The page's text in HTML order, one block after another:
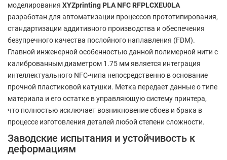
моделирования XYZprinting PLA NFC RFPLCXEU0LA
разработан для автоматизации процессов прототипирования,
стандартизации аддитивного производства и обеспечения
безупречного качества послойного наплавления (FDM).
Главной инженерной особенностью данной полимерной нити с
калиброванным диаметром 1.75 мм является интеграция
интеллектуального NFC-чипа непосредственно в основание
прочной пластиковой катушки. Метка передает данные о типе
материала и его остатке в управляющую систему принтера,
что полностью исключает возникновение сбоев и брака в
процессе изготовления деталей любой степени сложности.
Заводские испытания и устойчивость к
деформациям